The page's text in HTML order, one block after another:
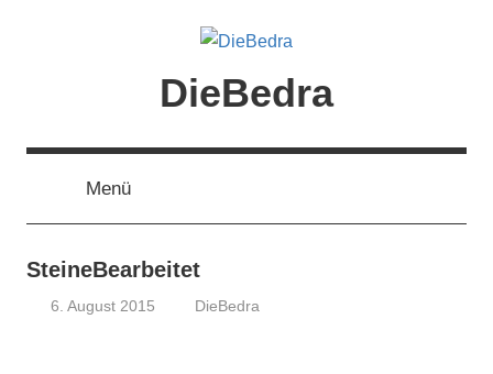
DieBedra
Menü
SteineBearbeitet
6. August 2015 DieBedra